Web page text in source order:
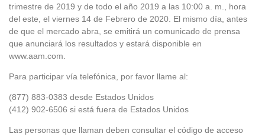
trimestre de 2019 y de todo el año 2019 a las 10:00 a. m., hora
del este, el viernes 14 de Febrero de 2020. El mismo día, antes
de que el mercado abra, se emitirá un comunicado de prensa
que anunciará los resultados y estará disponible en
www.aam.com.
Para participar vía telefónica, por favor llame al:
(877) 883-0383 desde Estados Unidos
(412) 902-6506 si está fuera de Estados Unidos
Las personas que llaman deben consultar el código de acceso